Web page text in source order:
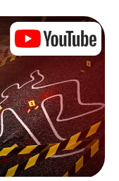
Baronnies, die mit
zum Mörder.
und kommen so
näher. Anders
in Buis-les-
bewegen
obendrein die
- Die